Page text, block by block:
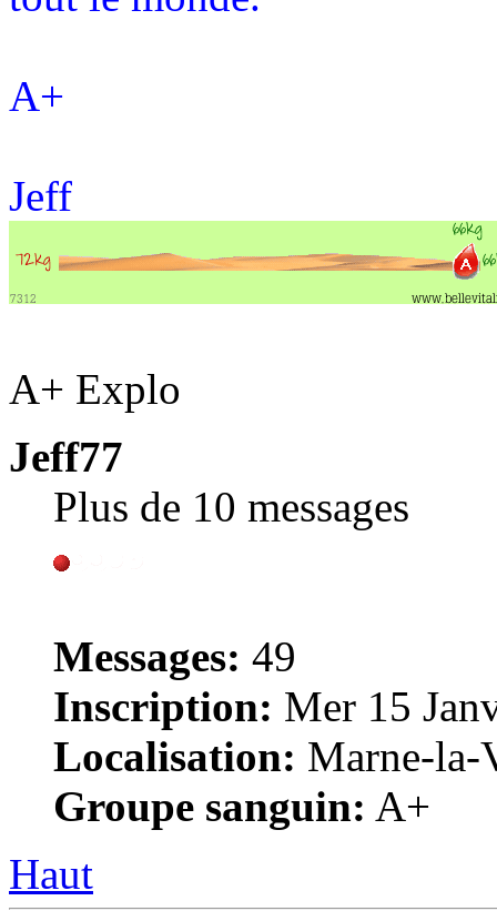
A+
Jeff
A+ Explo
Jeff77
Plus de 10 messages
Messages: 49
Inscription: Mer 15
Localisation: Marne-la-
Groupe sanguin: A+
Haut